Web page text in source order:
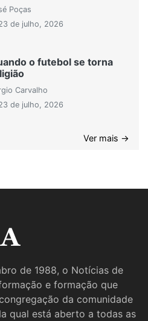
Poças
de julho, 2026
o futebol se torna
Carvalho
de julho, 2026
Ver mais →
de 1988, o Notícias de
e formação que
da comunidade
qual está aberto a todas as